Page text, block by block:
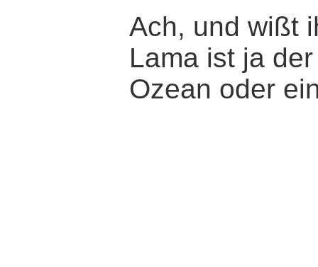
Ach, und wißt
Lama ist ja
Ozean oder